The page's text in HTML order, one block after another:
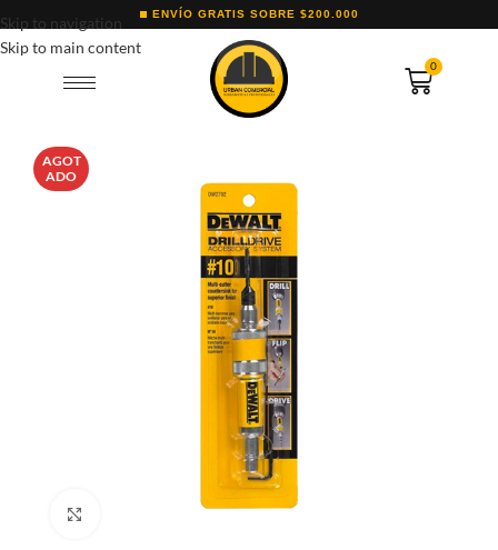
Skip to navigation
Skip to main content
ENVÍO GRATIS SOBRE $200.000
0
AGOT
ADO
Clic para ampliar